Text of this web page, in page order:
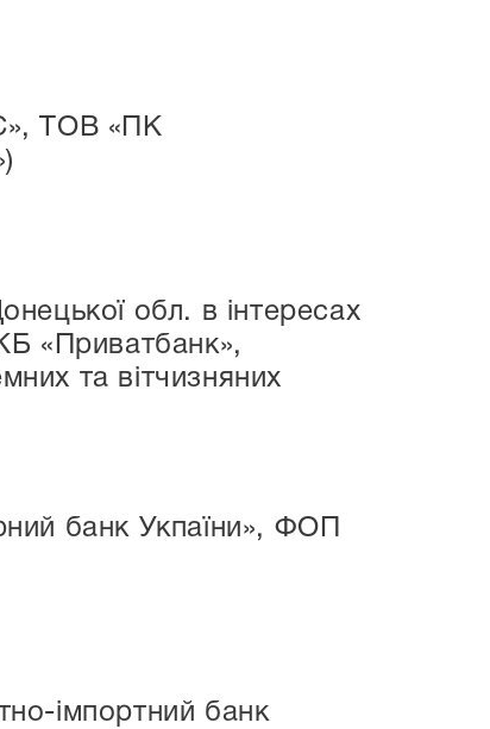
ТОВ «ПК
обл. в інтересах
«Приватбанк»,
та вітчизняних
банк Укпаїни», ФОП
імпортний банк